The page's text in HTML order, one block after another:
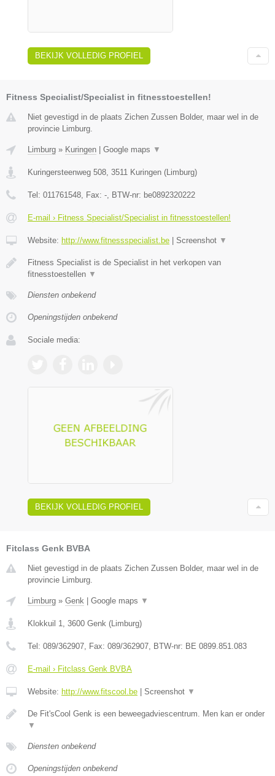
BEKIJK VOLLEDIG PROFIEL
Fitness Specialist/Specialist in fitnesstoestellen!
Niet gevestigd in de plaats Zichen Zussen Bolder, maar wel in de
provincie Limburg.
Limburg » Kuringen | Google maps ▼
Kuringersteenweg 508 3511 Kuringen (Limburg)
Tel: 011761548 , Fax: - , BTW-nr: be0892320222
E-mail › Fitness Specialist/Specialist in fitnesstoestellen!
Website: http://www.fitnessspecialist.be | Screenshot ▼
Fitness Specialist is de Specialist in het verkopen van
fitnesstoestellen ▼
Diensten onbekend
Openingstijden onbekend
Sociale media:
BEKIJK VOLLEDIG PROFIEL
Fitclass Genk BVBA
Niet gevestigd in de plaats Zichen Zussen Bolder, maar wel in de
provincie Limburg.
Limburg » Genk Google maps ▼
Klokkuil 1, 3600 Genk (Limburg)
Tel: 089/362907, Fax: 089/362907, BTW-nr: BE 0899.851.083
E-mail › Fitclass Genk BVBA
Website: http://www.fitscool.be Screenshot ▼
De Fit'sCool Genk is een beweegadviescentrum. Men kan er onder
▼
Diensten onbekend
Openingstijden onbekend